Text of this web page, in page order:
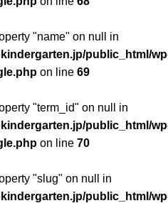
"name" on null in
public_html/
on line 69
"term_id" on null in
public_html/
on line 70
"slug" on null in
public_html/